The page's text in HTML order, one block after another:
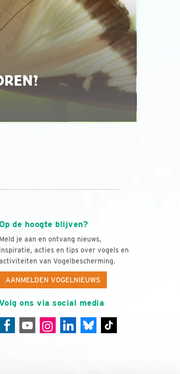
de hoogte blijven?
Meld je aan en ontvang nieuws,
inspiratie, acties en tips over vogels en
van Vogelbescherming.
AANMELDEN VOGELNIEUWS
ons via social media